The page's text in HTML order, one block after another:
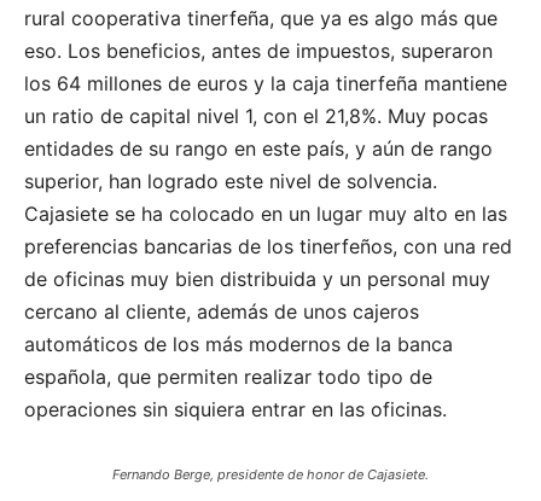
rural cooperativa tinerfeña, que ya es algo más que
eso. Los beneficios, antes de impuestos, superaron
los 64 millones de euros y la caja tinerfeña mantiene
un ratio de capital nivel 1, con el 21,8%. Muy pocas
entidades de su rango en este país, y aún de rango
superior, han logrado este nivel de solvencia.
Cajasiete se ha colocado en un lugar muy alto en las
preferencias bancarias de los tinerfeños, con una red
de oficinas muy bien distribuida y un personal muy
cercano al cliente, además de unos cajeros
automáticos de los más modernos de la banca
española, que permiten realizar todo tipo de
operaciones sin siquiera entrar en las oficinas.
Fernando Berge, presidente de honor de Cajasiete.